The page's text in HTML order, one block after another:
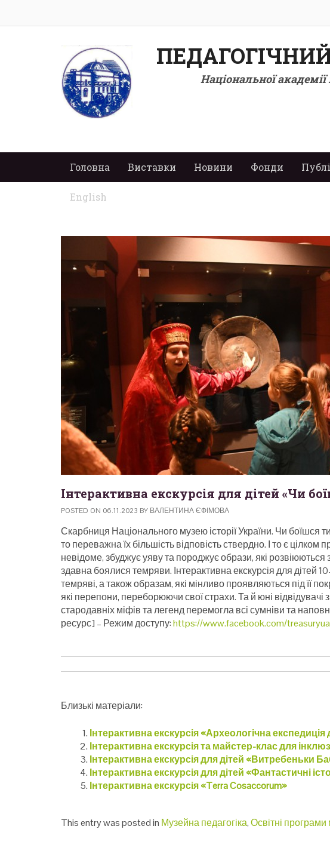
Національної
Головна Виставки Новини Фонди
English
Інтерактивна екскурсія для дітей «Чи
POSTED ON 06.11.2023 BY ВАЛЕНТИНА ЄФІМОВА
Скарбниця Національного музею історії України. Чи боїшся
то переважна їх більшість відповість ствердно. І то є цілком
невідоме, збуджує уяву та породжує образи, які
здавна боялися темряви. Інтерактивна екскурсія для дітей
темряві, а також образам, які мінливо проявляються під її
які перепони, переборюючи свої страхи. Та й юні відвідувачі
стародавніх міфів та легенд перемогла всі сумніви та
ресурс] – Режим доступу:https://www.facebook.com/
Близькі матеріали:
Інтерактивна екскурсія «Археологічна експедиція
Інтерактивна екскурсія та майстер-клас для
Інтерактивна екскурсія для дітей «Витребеньки
Інтерактивна екскурсія для дітей «Фантастичні
Інтерактивна екскурсія «Terra Cosaccorum»
This entry was posted in Музейна педагогіка,Освітні програми